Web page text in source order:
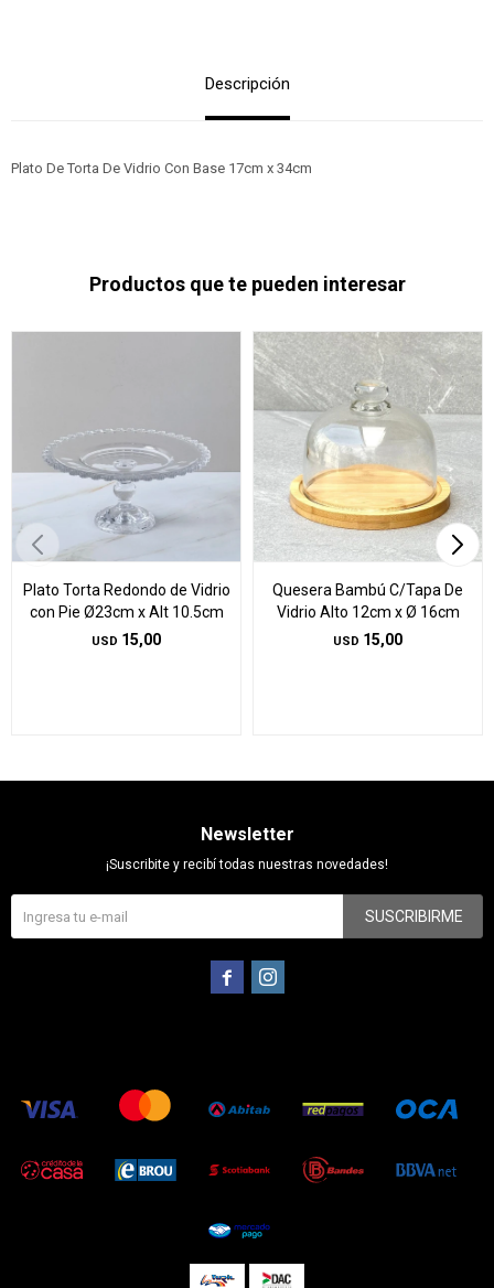
Descripción
Plato De Torta De Vidrio Con Base 17cm x 34cm
Productos que te pueden interesar
Plato Torta Redondo de Vidrio
con Pie Ø23cm x Alt 10.5cm
USD 15,00
Quesera Bambú C/Tapa De
Vidrio Alto 12cm x Ø 16cm
USD 15,00
Newsletter
¡Suscribite y recibí todas nuestras novedades!
SUSCRIBIRME
 